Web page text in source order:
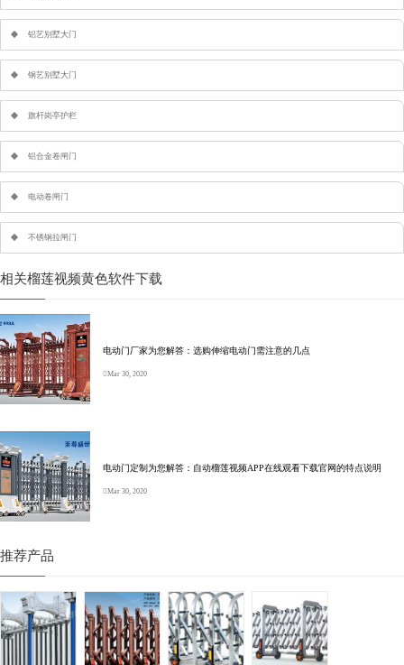
铝艺别墅大门
钢艺别墅大门
旗杆岗亭护栏
铝合金卷闸门
电动卷闸门
不锈钢拉闸门
相关榴莲视频黄色软件下载
电动门厂家为您解答：选购伸缩电动门需注意的几点
Mar 30, 2020
电动门定制为您解答：自动榴莲视频APP在线观看下载官网的特点说明
Mar 30, 2020
推荐产品